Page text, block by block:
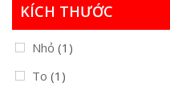
KÍCH THƯỚC
Nhỏ (1)
To (1)